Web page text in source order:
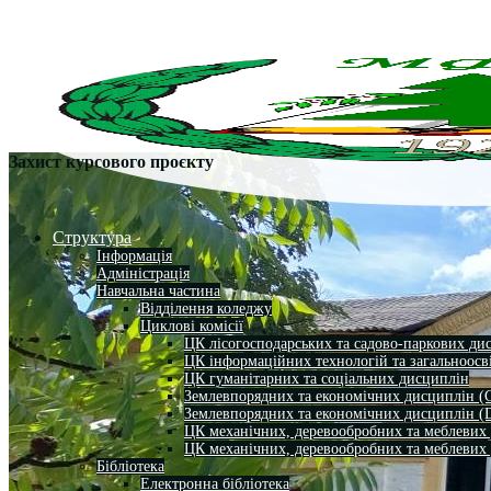
Структура
Інформація
Адміністрація
Навчальна частина
Відділення коледжу
Циклові комісії
ЦК лісогосподарських та садово-паркових
ЦК інформаційних технологій та
ЦК гуманітарних та соціальних дисциплін
Землевпорядних та економічних дисциплін
Землевпорядних та економічних дисциплін
ЦК механічних, деревообробних та
ЦК механічних, деревообробних та
Бібліотека
Електронна бібліотека
Захист курсового проєкту